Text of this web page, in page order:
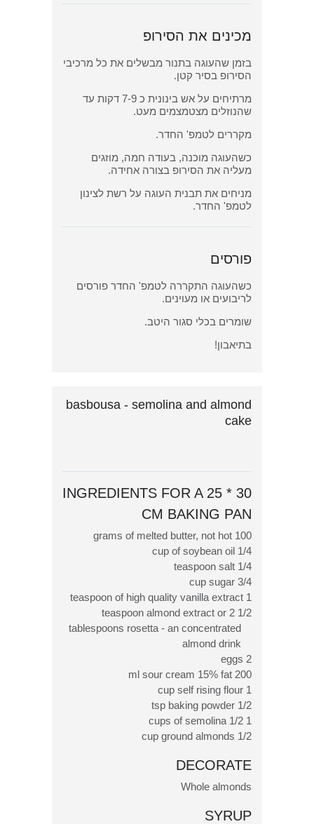
מכינים את הסירופ
בזמן שהעוגה בתנור מבשלים את כל מרכיבי
הסירופ בסיר קטן.
מרתיחים על אש בינונית כ 7-9 דקות עד
שהנוזלים מצטמצמים מעט.
מקררים לטמפ' החדר.
כשהעוגה מוכנה, בעודה חמה, מוזגים
מעליה את הסירופ בצורה אחידה.
מניחים את תבנית העוגה על רשת לצינון
לטמפ' החדר.
פורסים
כשהעוגה התקררה לטמפ' החדר פורסים
לריבועים או מעוינים.
שומרים בכלי סגור היטב.
בתיאבון!
basbousa - semolina and almond
cake
INGREDIENTS FOR A 25 * 30
CM BAKING PAN
100 grams of melted butter, not hot
1/4 cup of soybean oil
1/4 teaspoon salt
3/4 cup sugar
1 teaspoon of high quality vanilla extract
1/2 teaspoon almond extract or 2
tablespoons rosetta - an concentrated
almond drink
2 eggs
200 ml sour cream 15% fat
1 cup self rising flour
1/2 tsp baking powder
1 1/2 cups of semolina
1/2 cup ground almonds
DECORATE
Whole almonds
SYRUP